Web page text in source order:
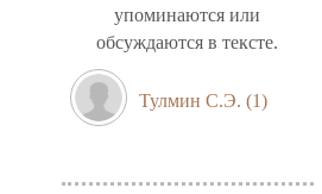
упоминаются или
обсуждаются в тексте.
Тулмин С.Э. (1)